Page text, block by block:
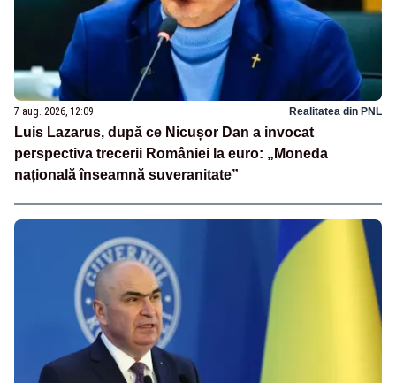
7 aug. 2026, 12:09 Realitatea din PNL
Luis Lazarus, după ce Nicușor Dan a invocat
perspectiva trecerii României la euro: „Moneda
națională înseamnă suveranitate”